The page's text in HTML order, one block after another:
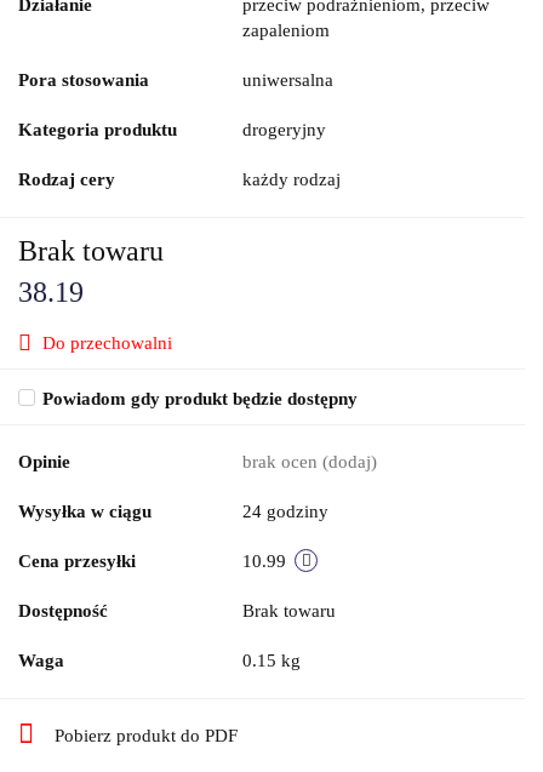
Działanie
przeciw podrażnieniom, przeciw
zapaleniom
Pora stosowania uniwersalna
Kategoria produktu drogeryjny
Rodzaj cery każdy rodzaj
Brak towaru
38.19
Do przechowalni
Powiadom gdy produkt będzie dostępny
Opinie brak ocen (dodaj)
Wysyłka w ciągu 24 godziny
Cena przesyłki 10.99
Dostępność Brak towaru
Waga 0.15 kg
Pobierz produkt do PDF